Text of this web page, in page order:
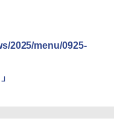
テーブル トースト機
種 簡単お手入れ ブラ
2025/menu/0925-